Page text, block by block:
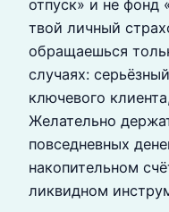
отпуск» и не фонд
твой личный
обращаешься
случаях:
ключевого
Желательно
повседневных
накопительном
ликвидном